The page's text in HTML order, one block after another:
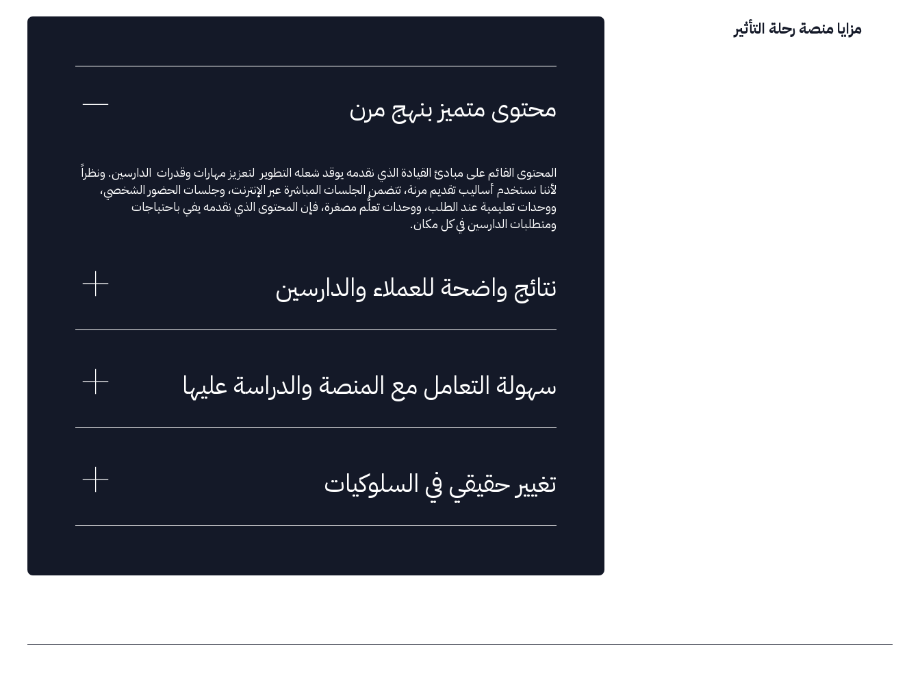
مزايا منصة رحلة التأثير
محتوى متميز بنهج مرن
المحتوى القائم على مبادئ القيادةالذي نقدمه يوقد شعله التطوير لتعزيز مهارات وقدرات الدارسين. ونظراً
لأننا نستخدم أساليب تقديم مرنة، تتضمن الجلسات المباشرة عبر الإنترنت، وجلسات الحضور الشخصي،
ووحدات تعليمية عند الطلب، ووحدات تعلُّم مصغرة، فإن المحتوى الذي نقدمه يفي باحتياجات
ومتطلباتالدارسينفي كل مكان.
نتائج واضحة للعملاء والدارسين
سهولة التعامل مع المنصة والدراسة عليها
تغيير حقيقي في السلوكيات